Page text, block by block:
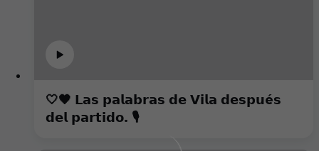
🤍🖤 𝗟𝗮𝘀 𝗽𝗮𝗹𝗮𝗯𝗿𝗮𝘀 𝗱𝗲 𝗩𝗶𝗹𝗮 𝗱𝗲𝘀𝗽𝘂é𝘀
𝗱𝗲𝗹 𝗽𝗮𝗿𝘁𝗶𝗱𝗼. 🎙️